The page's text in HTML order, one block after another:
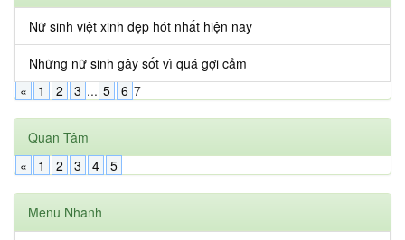
Nữ sinh việt xinh đẹp hót nhất hiện nay
Những nữ sinh gây sốt vì quá gợi cảm
«
1 2 3 ... 5 6 7
Quan Tâm
«
1 2 3 4 5
Menu Nhanh